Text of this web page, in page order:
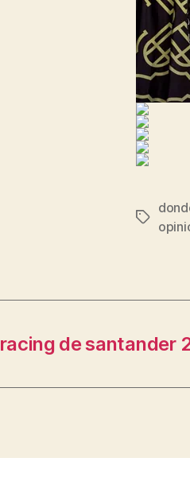
Etiquetas
de santander